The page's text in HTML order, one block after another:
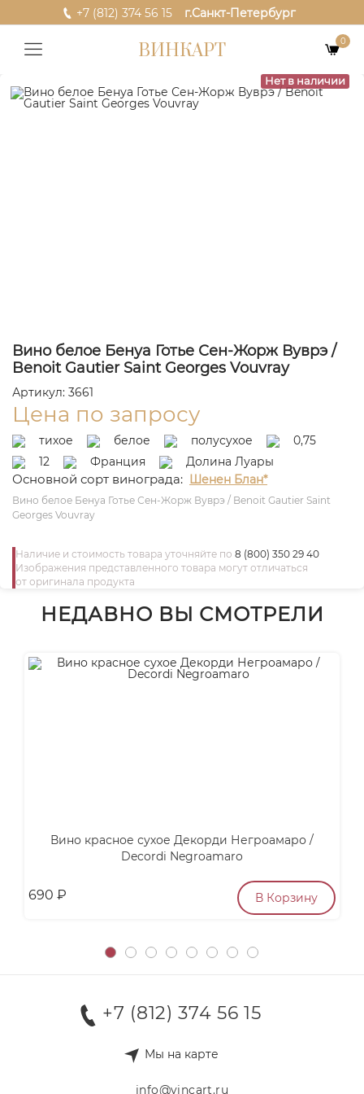
+7 (812) 374 56 15 г.Санкт-Петербург
ВИНКАРТ 0
Нет в наличии
Вино белое Бенуа Готье Сен-Жорж Вуврэ /
Benoit Gautier Saint Georges Vouvray
Артикул: 3661
Цена по запросу
тихое белое полусухое
0,75
12
Франция Долина Луары
Основной сорт винограда: Шенен Блан*
Вино белое Бенуа Готье Сен-Жорж Вуврэ / Benoit Gautier Saint
Georges Vouvray
Наличие и стоимость товара уточняйте по 8 (800) 350 29 40
Изображения представленного товара могут отличаться
от оригинала продукта
НЕДАВНО ВЫ СМОТРЕЛИ
Вино красное сухое Декорди Негроамаро /
Decordi Negroamaro
690 ₽ В Корзину
+7 (812) 374 56 15
Мы на карте
info@vincart.ru